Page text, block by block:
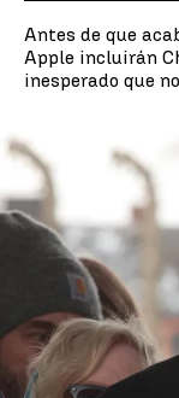
Antes de que
Apple incluirán
inesperado que